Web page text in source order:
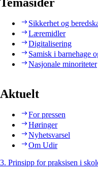
Temasider
Sikkerhet og
Læremidler
Digitalisering
Samisk i barnehage
Nasjonale minoriteter
Aktuelt
For pressen
Høringer
Nyhetsvarsel
Om Udir
3. Prinsipp for praksisen i